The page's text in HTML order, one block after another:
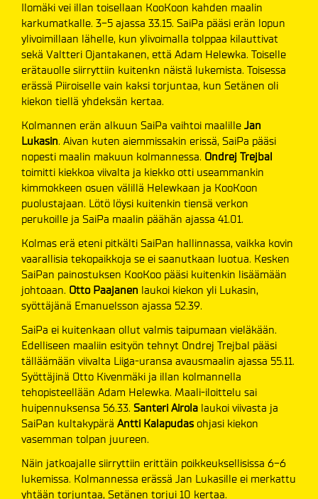
Ilomäki vei illan toisellaan KooKoon kahden maalin
karkumatkalle. 3-5 ajassa 33.15. SaiPa pääsi erän lopun
ylivoimillaan lähelle, kun ylivoimalla tolppaa kilauttivat
sekä Valtteri Ojantakanen, että Adam Helewka. Toiselle
erätauolle siirryttiin kuitenkn näistä lukemista. Toisessa
erässä Piiroiselle vain kaksi torjuntaa, kun Setänen oli
kiekon tiellä yhdeksän kertaa.
Kolmannen erän alkuun SaiPa vaihtoi maalille Jan
Lukasin. Aivan kuten aiemmissakin erissä, SaiPa pääsi
nopesti maalin makuun kolmannessa. Ondrej Trejbal
toimitti kiekkoa viivalta ja kiekko otti useammankin
kimmokkeen osuen välillä Helewkaan ja KooKoon
puolustajaan. Lötö löysi kuitenkin tiensä verkon
perukoille ja SaiPa maalin päähän ajassa 41.01.
Kolmas erä eteni pitkälti SaiPan hallinnassa, vaikka kovin
vaarallisia tekopaikkoja se ei saanutkaan luotua. Kesken
SaiPan painostuksen KooKoo pääsi kuitenkin lisäämään
johtoaan. Otto Paajanen laukoi kiekon yli Lukasin,
syöttäjänä Emanuelsson ajassa 52.39.
SaiPa ei kuitenkaan ollut valmis taipumaan vieläkään.
Edelliseen maaliin esityön tehnyt Ondrej Trejbal pääsi
tälläämään viivalta Liiga-uransa avausmaalin ajassa 55.11.
Syöttäjinä Otto Kivenmäki ja illan kolmannella
tehopisteellään Adam Helewka. Maali-iloittelu sai
huipennuksensa 56.33. Santeri Airola laukoi viivasta ja
SaiPan kultakypärä Antti Kalapudas ohjasi kiekon
vasemman tolpan juureen.
Näin jatkoajalle siirryttiin erittäin poikkeuksellisissa 6-6
lukemissa. Kolmannessa erässä Jan Lukasille ei merkattu
yhtään torjuntaa, Setänen torjui 10 kertaa.